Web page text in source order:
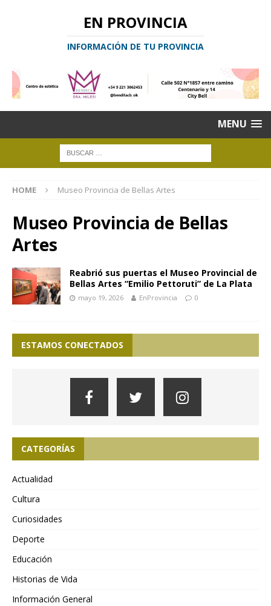
EN PROVINCIA
INFORMACIÓN DE TU PROVINCIA
MENU
HOME Museo Provincia de Bellas Artes
Museo Provincia de Bellas
Artes
Reabrió sus puertas el Museo Provincial de
Bellas Artes “Emilio Pettoruti” de La Plata
mayo 19, 2026 EnProvincia 0
ESTAMOS CONECTADOS
CATEGORÍAS
Actualidad
Cultura
Curiosidades
Deporte
Educación
Historias de Vida
Información General